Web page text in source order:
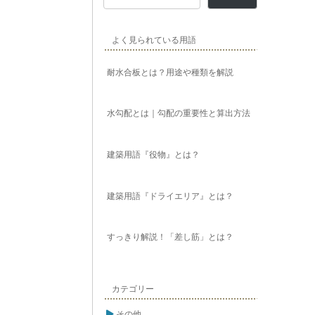
よく見られている用語
耐水合板とは？用途や種類を解説
水勾配とは｜勾配の重要性と算出方法
建築用語『役物』とは？
建築用語『ドライエリア』とは？
すっきり解説！「差し筋」とは？
カテゴリー